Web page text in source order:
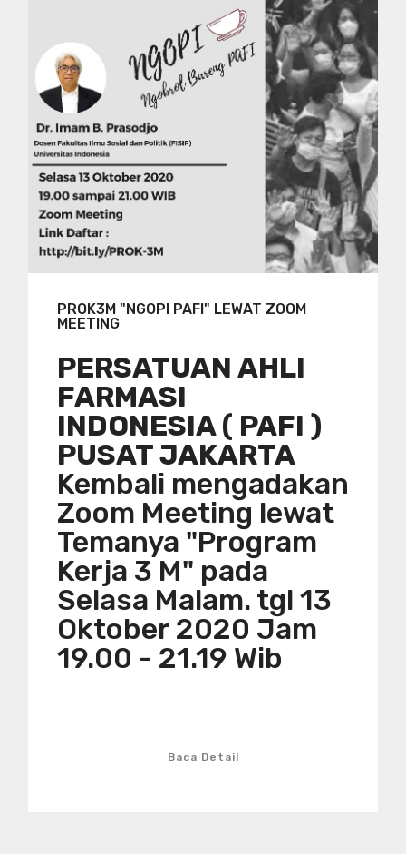
PROK3M "NGOPI PAFI" LEWAT ZOOM
MEETING
PERSATUAN AHLI
FARMASI
INDONESIA ( PAFI )
PUSAT JAKARTA
Kembali mengadakan
Zoom Meeting lewat
Temanya "Program
Kerja 3 M" pada
Selasa Malam. tgl 13
Oktober 2020 Jam
19.00 - 21.19 Wib
Baca Detail